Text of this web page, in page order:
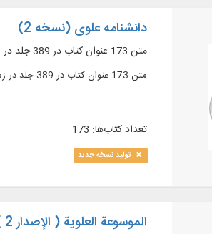
دانشنامه علوی (نسخه 2)
متن 173 عنوان کتاب در 389 جلد در زمینه ترجمه و شرح و مصادر نهج البلاغه به زبان عربی و فارسی ...
متن 173 عنوان کتاب در 389 جلد در زمینه ترجمه و شرح و مصادر نهج البلاغه به زبان عربی و فارسی ارائه 5 نسخه از نهج البلاغه و اتصال آن به 31 ترجمه فارسی و زبان‌‌های
تعداد کتاب‌ها: 173
تولید نسخه جدید
الموسوعة العلوية ( الإصدار 2 )